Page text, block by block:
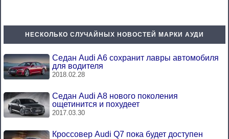
НЕСКОЛЬКО СЛУЧАЙНЫХ НОВОСТЕЙ МАРКИ АУДИ
Седан Audi A6 сохранит лавры автомобиля
для водителя
2018.02.28
Седан Audi A8 нового поколения
ощетинится и похудеет
2017.03.30
Кроссовер Audi Q7 пока будет доступен